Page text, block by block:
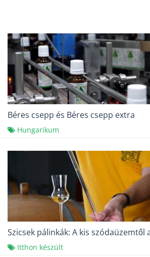
Béres csepp és Béres csepp extra
Hungarikum
Szicsek pálinkák: A kis szódaüzemtől
Itthon készült